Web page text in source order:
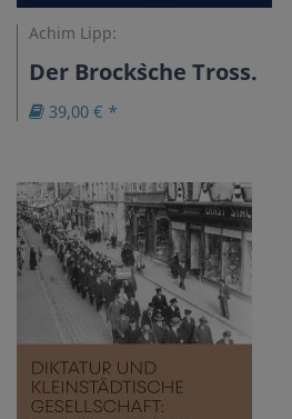
Achim Lipp:
Der Brock`sche Tross.
39,00 € *